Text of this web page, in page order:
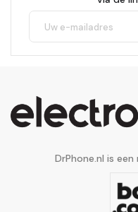
DrPhone.nl is